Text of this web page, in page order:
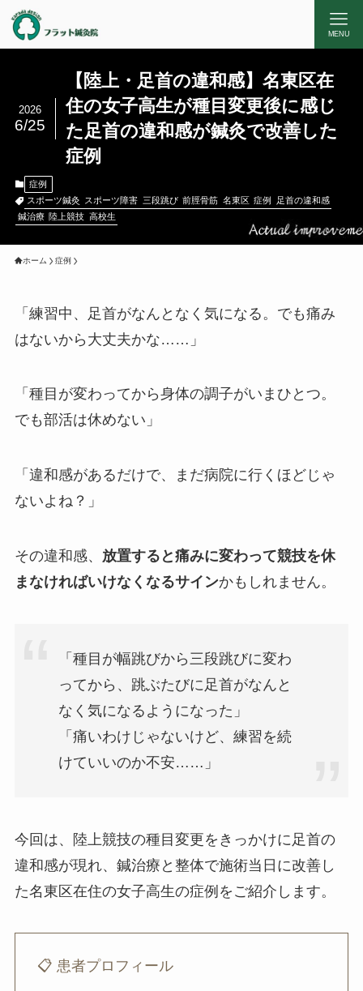
MENU
【陸上・足首の違和感】名東区在
住の女子高生が種目変更後に感じ
た足首の違和感が鍼灸で改善した
症例
2026
6/25
症例
スポーツ鍼灸 スポーツ障害 三段跳び 前脛骨筋 名東区 症例
足首の違和感
鍼治療 陸上競技 高校生
ホーム 症例
「練習中、足首がなんとなく気になる。でも痛み
はないから大丈夫かな……」
「種目が変わってから身体の調子がいまひとつ。
でも部活は休めない」
「違和感があるだけで、まだ病院に行くほどじゃ
ないよね？」
その違和感、 放置すると痛みに変わって競技を休
まなければいけなくなるサインかもしれません。
「種目が幅跳びから三段跳びに変わ
ってから、跳ぶたびに足首がなんと
なく気になるようになった」
「痛いわけじゃないけど、練習を続
けていいのか不安……」
今回は、陸上競技の種目変更をきっかけに足首の
違和感が現れ、鍼治療と整体で施術当日に改善し
た名東区在住の女子高生の症例をご紹介します。
📋 患者プロフィール